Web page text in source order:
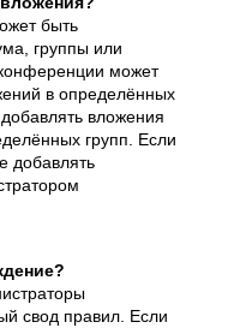
быть
группы или
может
в определённых
вложения
групп. Если
добавлять
свод правил. Если